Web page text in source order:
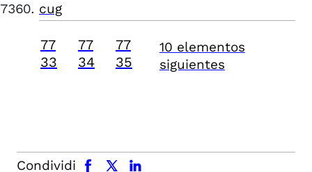
cug
77
33
77
34
77
35
10 elementos
siguientes
Condividi
facebook x.com linkedin